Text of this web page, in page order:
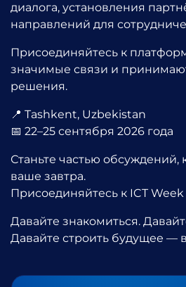
диалога, установления
направлений для
Присоединяйтесь к
значимые связи и
решения.
📍 Tashkent, Uzbekistan
📅 22–25 сентября 2026 года
Станьте частью обсуждений,
ваше завтра.
Присоединяйтесь к ICT
Давайте знакомиться.
Давайте строить будущее —